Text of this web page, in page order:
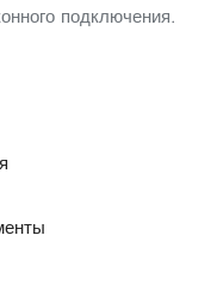
подключения.